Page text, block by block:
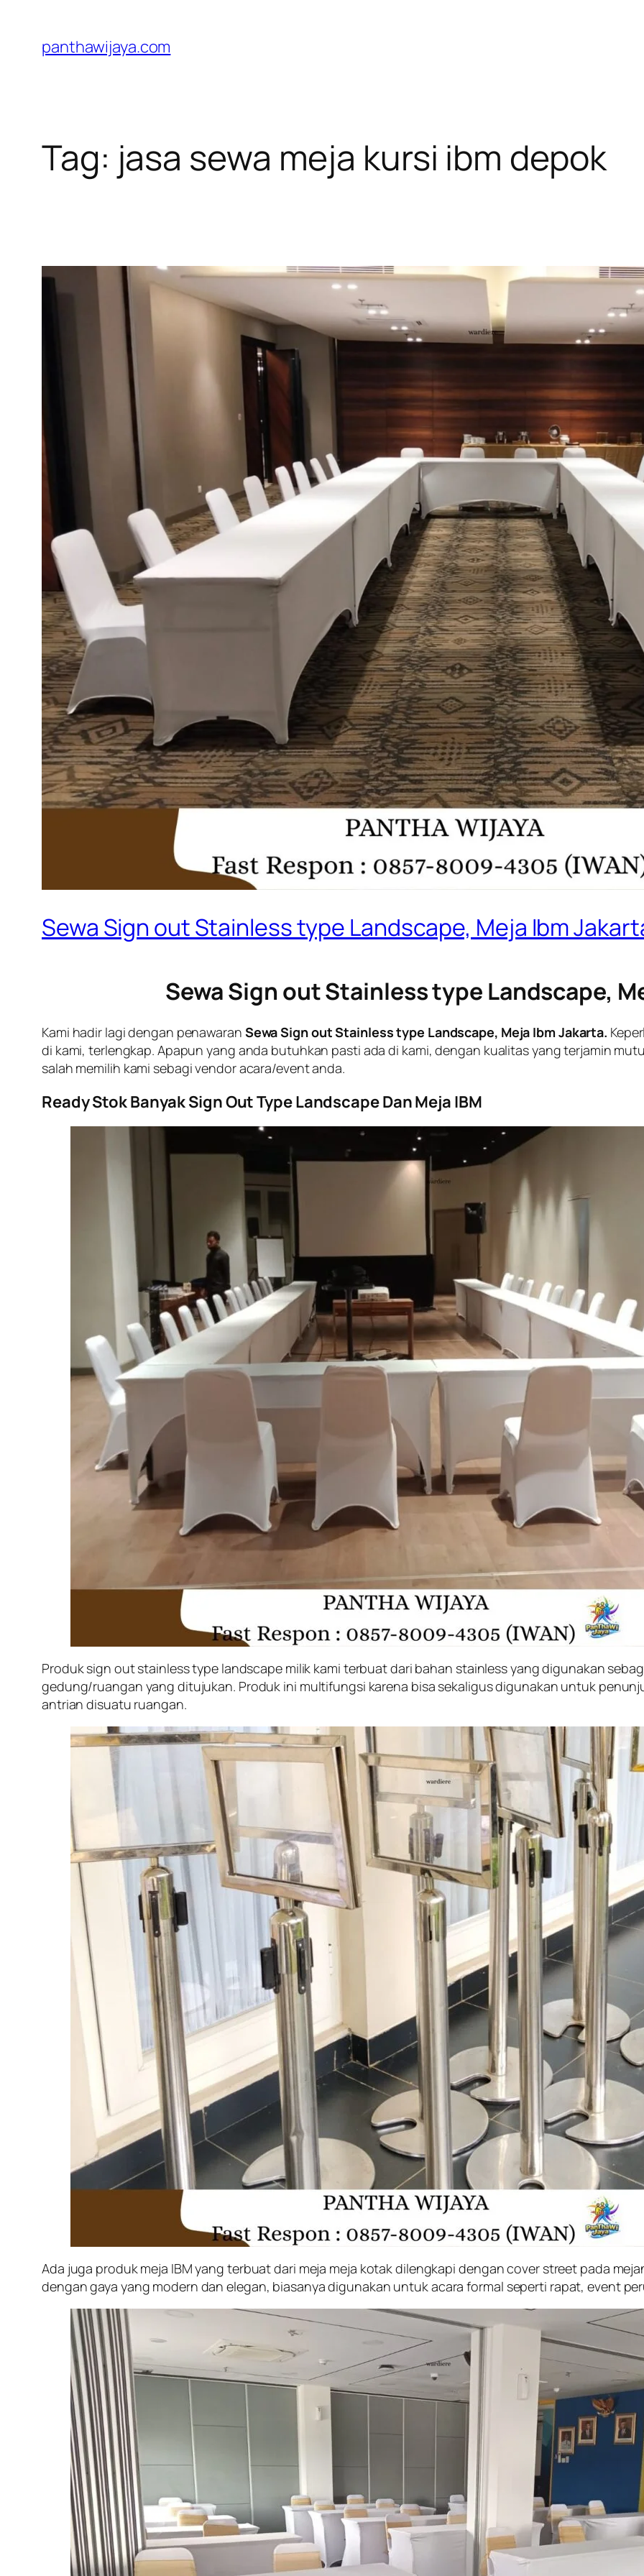
konten
panthawijaya.com
Tag: jasa sewa meja kursi ibm depok
Sewa Sign out Stainless type Landscape, Meja Ibm
Sewa Sign out Stainless type Landscape,
Kami hadir lagi dengan penawaran Sewa Sign out Stainless type Landscape, Meja Ibm Jakarta.
di kami, terlengkap. Apapun yang anda butuhkan pasti ada di kami, dengan kualitas yang terjamin
salah memilih kami sebagi vendor acara/event anda.
Ready Stok Banyak Sign Out Type Landscape Dan Meja IBM
Produk sign out stainless type landscape milik kami terbuat dari bahan stainless yang digunakan
gedung/ruangan yang ditujukan. Produk ini multifungsi karena bisa sekaligus digunakan untuk
antrian disuatu ruangan.
Ada juga produk meja IBM yang terbuat dari meja meja kotak dilengkapi dengan cover street pada
dengan gaya yang modern dan elegan, biasanya digunakan untuk acara formal seperti rapat, event